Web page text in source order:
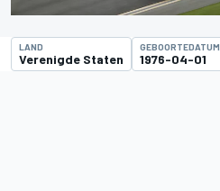
LAND
Verenigde Staten
GEBOORTEDATUM
1976-04-01